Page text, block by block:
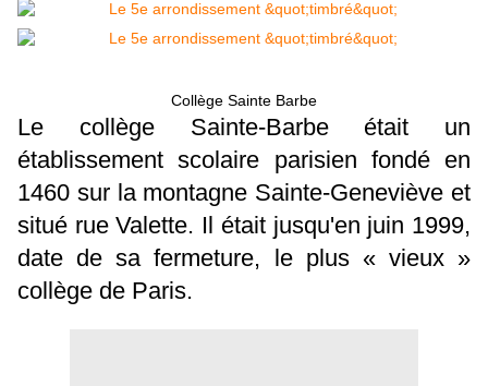
Collège Sainte Barbe
Le collège Sainte-Barbe était un
établissement scolaire parisien fondé en
1460 sur la montagne Sainte-Geneviève et
situé rue Valette. Il était jusqu'en juin 1999,
date de sa fermeture, le plus « vieux »
collège de Paris.